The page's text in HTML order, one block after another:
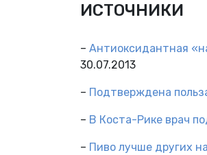
ИСТОЧНИКИ
– Антиоксидантная
30.07.2013
– Подтверждена
– В Коста-Рике врач
– Пиво лучше других